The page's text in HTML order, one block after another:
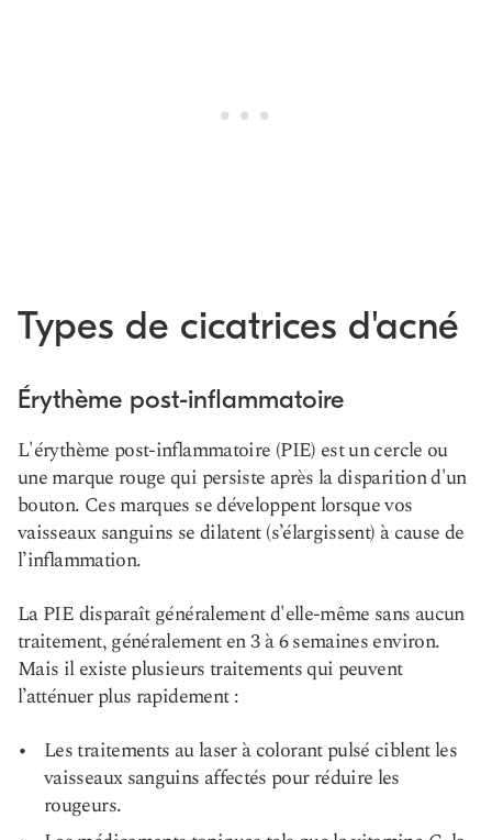
Types de cicatrices d'acné
Érythème post-inflammatoire
L'érythème post-inflammatoire (PIE) est un cercle ou
une marque rouge qui persiste après la disparition d'un
bouton. Ces marques se développent lorsque vos
vaisseaux sanguins se dilatent (s’élargissent) à cause de
l’inflammation.
La PIE disparaît généralement d'elle-même sans aucun
traitement, généralement en 3 à 6 semaines environ.
Mais il existe plusieurs traitements qui peuvent
l’atténuer plus rapidement :
Les traitements au laser à colorant pulsé ciblent les
vaisseaux sanguins affectés pour réduire les
rougeurs.